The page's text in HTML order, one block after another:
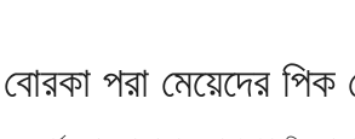
পরা মেয়েদের পিক